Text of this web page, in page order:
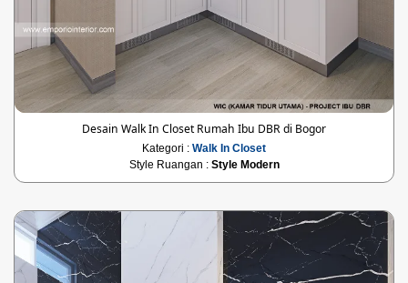
Desain Walk In Closet Rumah Ibu DBR di Bogor
Kategori : Walk In Closet
Style Ruangan : Style Modern